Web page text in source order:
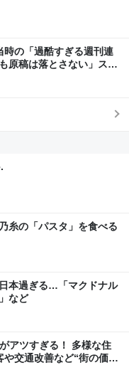
時の「過酷すぎる週刊連
原稿は落とさない」スト
糸の「パスタ」を食べる
本過ぎる…「マクドナル
など
アツすぎる！ 多様な住
交通改善など“街の価値